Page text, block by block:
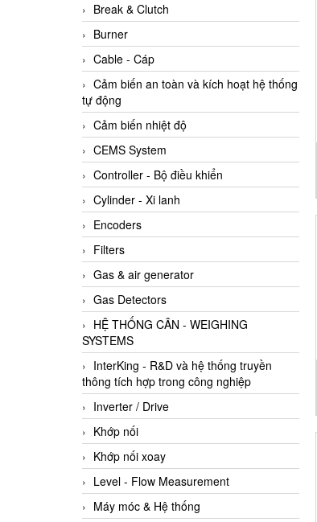
Break & Clutch
Burner
Cable - Cáp
Cảm biến an toàn và kích hoạt hệ thống
tự động
Cảm biến nhiệt độ
CEMS System
Controller - Bộ điều khiển
Cylinder - Xi lanh
Encoders
Filters
Gas & air generator
Gas Detectors
HỆ THỐNG CÂN - WEIGHING
SYSTEMS
InterKing - R&D và hệ thống truyền
thông tích hợp trong công nghiệp
Inverter / Drive
Khớp nối
Khớp nối xoay
Level - Flow Measurement
Máy móc & Hệ thống